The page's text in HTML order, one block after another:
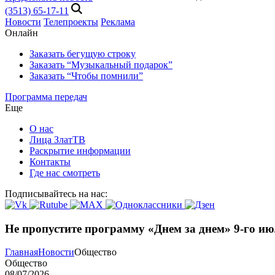
(3513) 65-17-11
Новости Телепроекты Реклама
Онлайн
Заказать бегущую строку
Заказать “Музыкальный подарок”
Заказать “Чтобы помнили”
Программа передач
Еще
О нас
Лица ЗлатТВ
Раскрытие информации
Контакты
Где нас смотреть
Подписывайтесь на нас:
Не пропустите программу «Днем за днем» 9-го
ГлавнаяНовостиОбщество
Общество